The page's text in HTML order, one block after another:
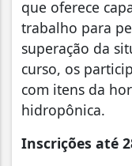
que oferece
trabalho para
superação da
curso, os
com itens da
hidropônica.
Inscrições até